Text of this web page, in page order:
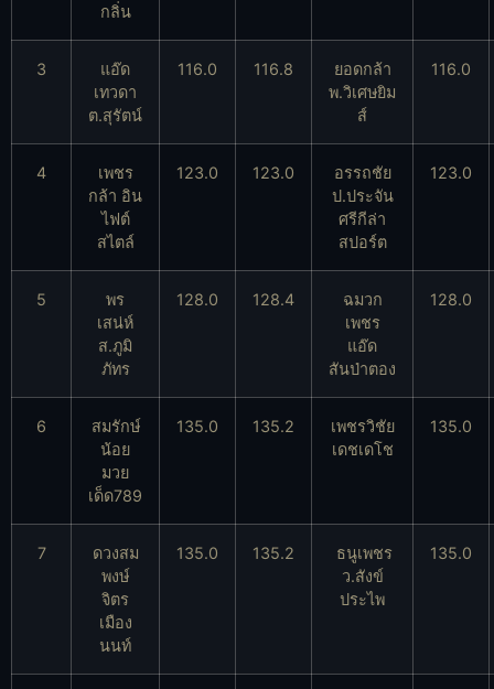
กลิ่น
3
แอ๊ด
เทวดา
ต.สุรัตน์
116.0 116.8
ยอดกล้า
พ.วิเศษยิม
ส์
116.0
4
เพชร
กล้า อิน
ไฟต์
สไตล์
123.0 123.0
อรรถชัย
ป.ประจัน
ศรีกีล่า
สปอร์ต
123.0
5
พร
เสน่ห์
ส.ภูมิ
ภัทร
128.0 128.4
ฉมวก
เพชร
แอ๊ด
สันป่าตอง
128.0
6
สมรักษ์
น้อย
มวย
เด็ด789
135.0 135.2
เพชรวิชัย
เดชเดโช
135.0
7
ดวงสม
พงษ์
จิตร
เมือง
นนท์
135.0 135.2
ธนูเพชร
ว.สังข์
ประไพ
135.0